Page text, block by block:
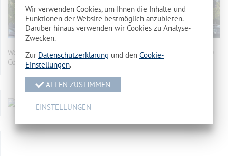
Wohnheim des Landkreises Spree-Neiße Makarenkostr. 5, 03050
Cottbusmehr…
Wir verwenden Cookies, um Ihnen die Inhalte und
Funktionen der Website bestmöglich anzubieten.
Darüber hinaus verwenden wir Cookies zu Analyse-
Zwecken.
Zur Datenschutzerklärung und den Cookie-
Einstellungen.
ALLEN ZUSTIMMEN
EINSTELLUNGEN